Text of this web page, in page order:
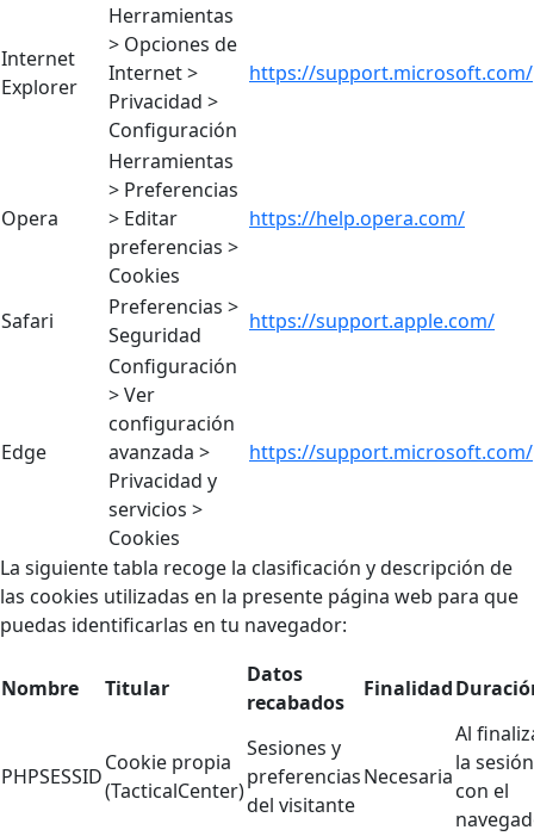
Internet
Explorer
Herramientas
> Opciones de
Internet >
Privacidad >
Configuración
https://support.microsoft.com/
Opera
Herramientas
> Preferencias
> Editar
preferencias >
Cookies
https://help.opera.com/
Safari
Preferencias >
Seguridad
https://support.apple.com/
Edge
Configuración
> Ver
configuración
avanzada >
Privacidad y
servicios >
Cookies
https://support.microsoft.com/
La siguiente tabla recoge la clasificación y descripción de
las cookies utilizadas en la presente página web para que
puedas identificarlas en tu navegador:
Nombre Titular
Datos
recabados
Finalidad
PHPSESSID
Cookie propia
(TacticalCenter)
Sesiones y
preferencias
del visitante
Necesaria
Al
la sesión
con el